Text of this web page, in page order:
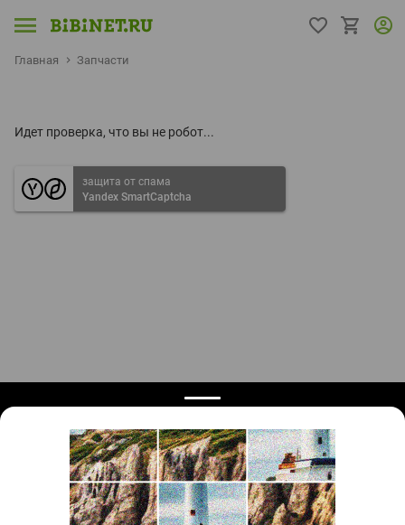
Главная Запчасти
Идет проверка, что вы не робот...
защита от спама
Yandex SmartCaptcha
Поиск запчастей
Для автокомпаний
О проекте
Помощь